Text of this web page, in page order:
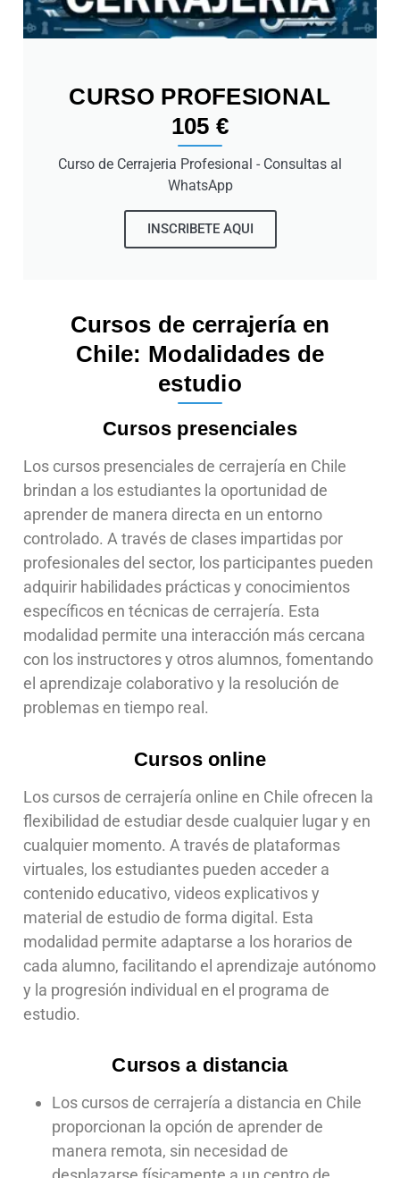
CURSO PROFESIONAL
105 €
Curso de Cerrajeria Profesional - Consultas al
WhatsApp
INSCRIBETE AQUI
Cursos de cerrajería en
Chile: Modalidades de
estudio
Cursos presenciales
Los cursos presenciales de cerrajería en Chile
brindan a los estudiantes la oportunidad de
aprender de manera directa en un entorno
controlado. A través de clases impartidas por
profesionales del sector, los participantes pueden
adquirir habilidades prácticas y conocimientos
específicos en técnicas de cerrajería. Esta
modalidad permite una interacción más cercana
con los instructores y otros alumnos, fomentando
el aprendizaje colaborativo y la resolución de
problemas en tiempo real.
Cursos online
Los cursos de cerrajería online en Chile ofrecen la
flexibilidad de estudiar desde cualquier lugar y en
cualquier momento. A través de plataformas
virtuales, los estudiantes pueden acceder a
contenido educativo, videos explicativos y
material de estudio de forma digital. Esta
modalidad permite adaptarse a los horarios de
cada alumno, facilitando el aprendizaje autónomo
y la progresión individual en el programa de
estudio.
Cursos a distancia
Los cursos de cerrajería a distancia en Chile
proporcionan la opción de aprender de
manera remota, sin necesidad de